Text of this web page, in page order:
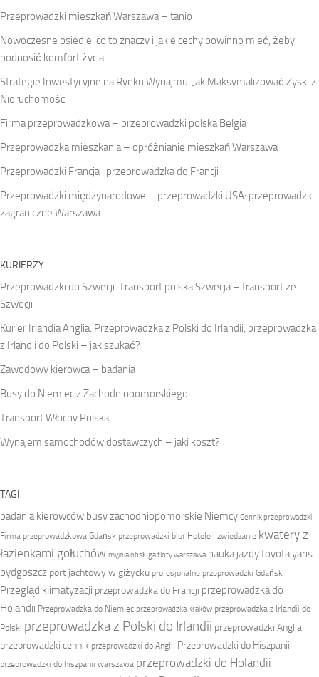
Przeprowadzki mieszkań Warszawa – tanio
Nowoczesne osiedle: co to znaczy i jakie cechy powinno mieć, żeby
podnosić komfort życia
Strategie Inwestycyjne na Rynku Wynajmu: Jak Maksymalizować Zyski z
Nieruchomości
Firma przeprowadzkowa – przeprowadzki polska Belgia
Przeprowadzka mieszkania – opróżnianie mieszkań Warszawa
Przeprowadzki Francja : przeprowadzka do Francji
Przeprowadzki międzynarodowe – przeprowadzki USA: przeprowadzki
zagraniczne Warszawa
KURIERZY
Przeprowadzki do Szwecji. Transport polska Szwecja – transport ze
Szwecji
Kurier Irlandia Anglia. Przeprowadzka z Polski do Irlandii, przeprowadzka
z Irlandii do Polski – jak szukać?
Zawodowy kierowca – badania
Busy do Niemiec z Zachodniopomorskiego
Transport Włochy Polska
Wynajem samochodów dostawczych – jaki koszt?
TAGI
badania kierowców busy zachodniopomorskie Niemcy Cennik przeprowadzki
Firma przeprowadzkowa Gdańsk przeprowadzki biur Hotele i zwiedzanie kwatery z
łazienkami gołuchów myjnia obsługa floty warszawa nauka jazdy toyota yaris
bydgoszcz port jachtowy w giżycku profesjonalne przeprowadzki Gdańsk
Przegląd klimatyzacji przeprowadzka do Francji przeprowadzka do
Holandii Przeprowadzka do Niemiec przeprowadzka Kraków przeprowadzka z Irlandii do
Polski przeprowadzka z Polski do Irlandii przeprowadzki Anglia
przeprowadzki cennik przeprowadzki do Anglii Przeprowadzki do Hiszpanii
przeprowadzki do hiszpanii warszawa przeprowadzki do Holandii